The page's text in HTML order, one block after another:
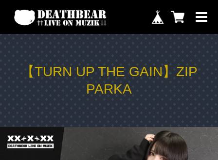
【TURN UP THE GAIN】ZIP
PARKA